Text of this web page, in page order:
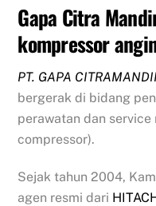
Gapa Citra
kompressor
PT. GAPA
bergerak di bidang
perawatan dan
compressor).
Sejak tahun 2004,
agen resmi dari